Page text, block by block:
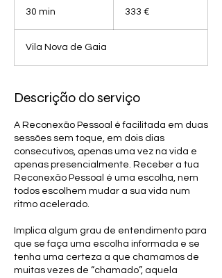
30 min
i
n
333 €
Vila Nova de Gaia
Descrição do serviço
A Reconexão Pessoal é facilitada em duas
sessões sem toque, em dois dias
consecutivos, apenas uma vez na vida e
apenas presencialmente. Receber a tua
Reconexão Pessoal é uma escolha, nem
todos escolhem mudar a sua vida num
ritmo acelerado.
Implica algum grau de entendimento para
que se faça uma escolha informada e se
tenha uma certeza a que chamamos de
muitas vezes de “chamado”, aquela